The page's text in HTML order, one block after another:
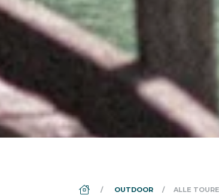
DS_BREADCRUMB.HOME
OUTDOOR ALLE